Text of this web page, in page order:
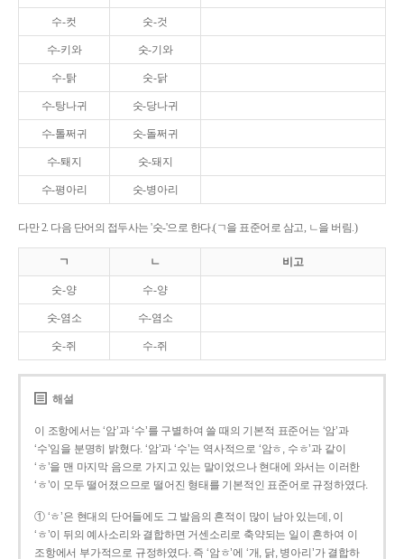
수-컷 숫-것
수-키와 숫-기와
수-탉 숫-닭
수-탕나귀 숫-당나귀
수-톨쩌귀 숫-돌쩌귀
수-퇘지 숫-돼지
수-평아리 숫-병아리
다만 2. 다음 단어의 접두사는 '숫-'으로 한다.(ㄱ을 표준어로 삼고, ㄴ을 버림.)
ㄱ ㄴ 비고
숫-양 수-양
숫-염소 수-염소
숫-쥐 수-쥐
해설
이 조항에서는 ‘암’과 ‘수’를 구별하여 쓸 때의 기본적 표준어는 ‘암’과
‘수’임을 분명히 밝혔다. ‘암’과 ‘수’는 역사적으로 ‘암ㅎ, 수ㅎ’과 같이
‘ㅎ’을 맨 마지막 음으로 가지고 있는 말이었으나 현대에 와서는 이러한
‘ㅎ’이 모두 떨어졌으므로 떨어진 형태를 기본적인 표준어로 규정하였다.
① ‘ㅎ’은 현대의 단어들에도 그 발음의 흔적이 많이 남아 있는데, 이
‘ㅎ’이 뒤의 예사소리와 결합하면 거센소리로 축약되는 일이 흔하여 이
조항에서 부가적으로 규정하였다. 즉 ‘암ㅎ’에 ‘개, 닭, 병아리’가 결합하